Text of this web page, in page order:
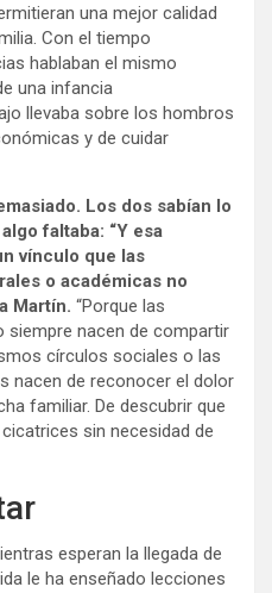
una mejor calidad
Con el tiempo
hablaban el mismo
una infancia
llevaba sobre los hombros
y de cuidar
Los dos sabían lo
faltaba: “Y esa
vínculo que las
o académicas no
Martín. “Porque las
siempre nacen de compartir
círculos sociales o las
nacen de reconocer el dolor
familiar. De descubrir que
sin necesidad de
esperan la llegada de
le ha enseñado lecciones